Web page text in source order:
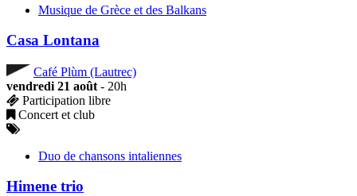
Musique de Grèce et des Balkans
Casa Lontana
Café Plùm (Lautrec)
vendredi 21 août - 20h
Participation libre
Concert et club
Duo de chansons intaliennes
Himene trio